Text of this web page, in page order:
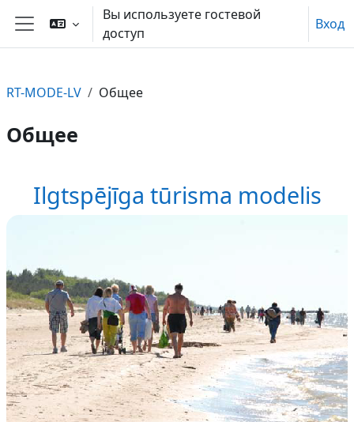
Перейти к основному содержанию
Боковая панель
Вы используете гостевой
доступ
Вход
RT-MODE-LV Общее
Общее
Section outline
Ilgtspējīga tūrisma modelis